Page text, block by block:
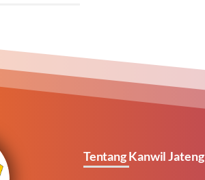
Tentang Kanwil Jateng